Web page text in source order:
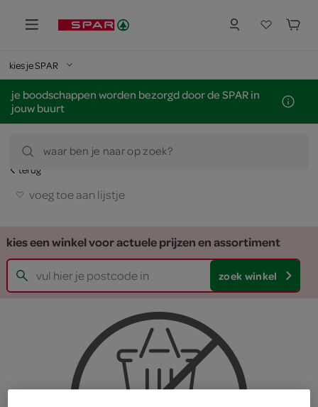
kies je SPAR
je boodschappen worden bezorgd door de SPAR in
jouw buurt
waar ben je naar op zoek?
terug
voeg toe aan lijstje
kies een winkel voor actuele prijzen en assortiment
zoek winkel